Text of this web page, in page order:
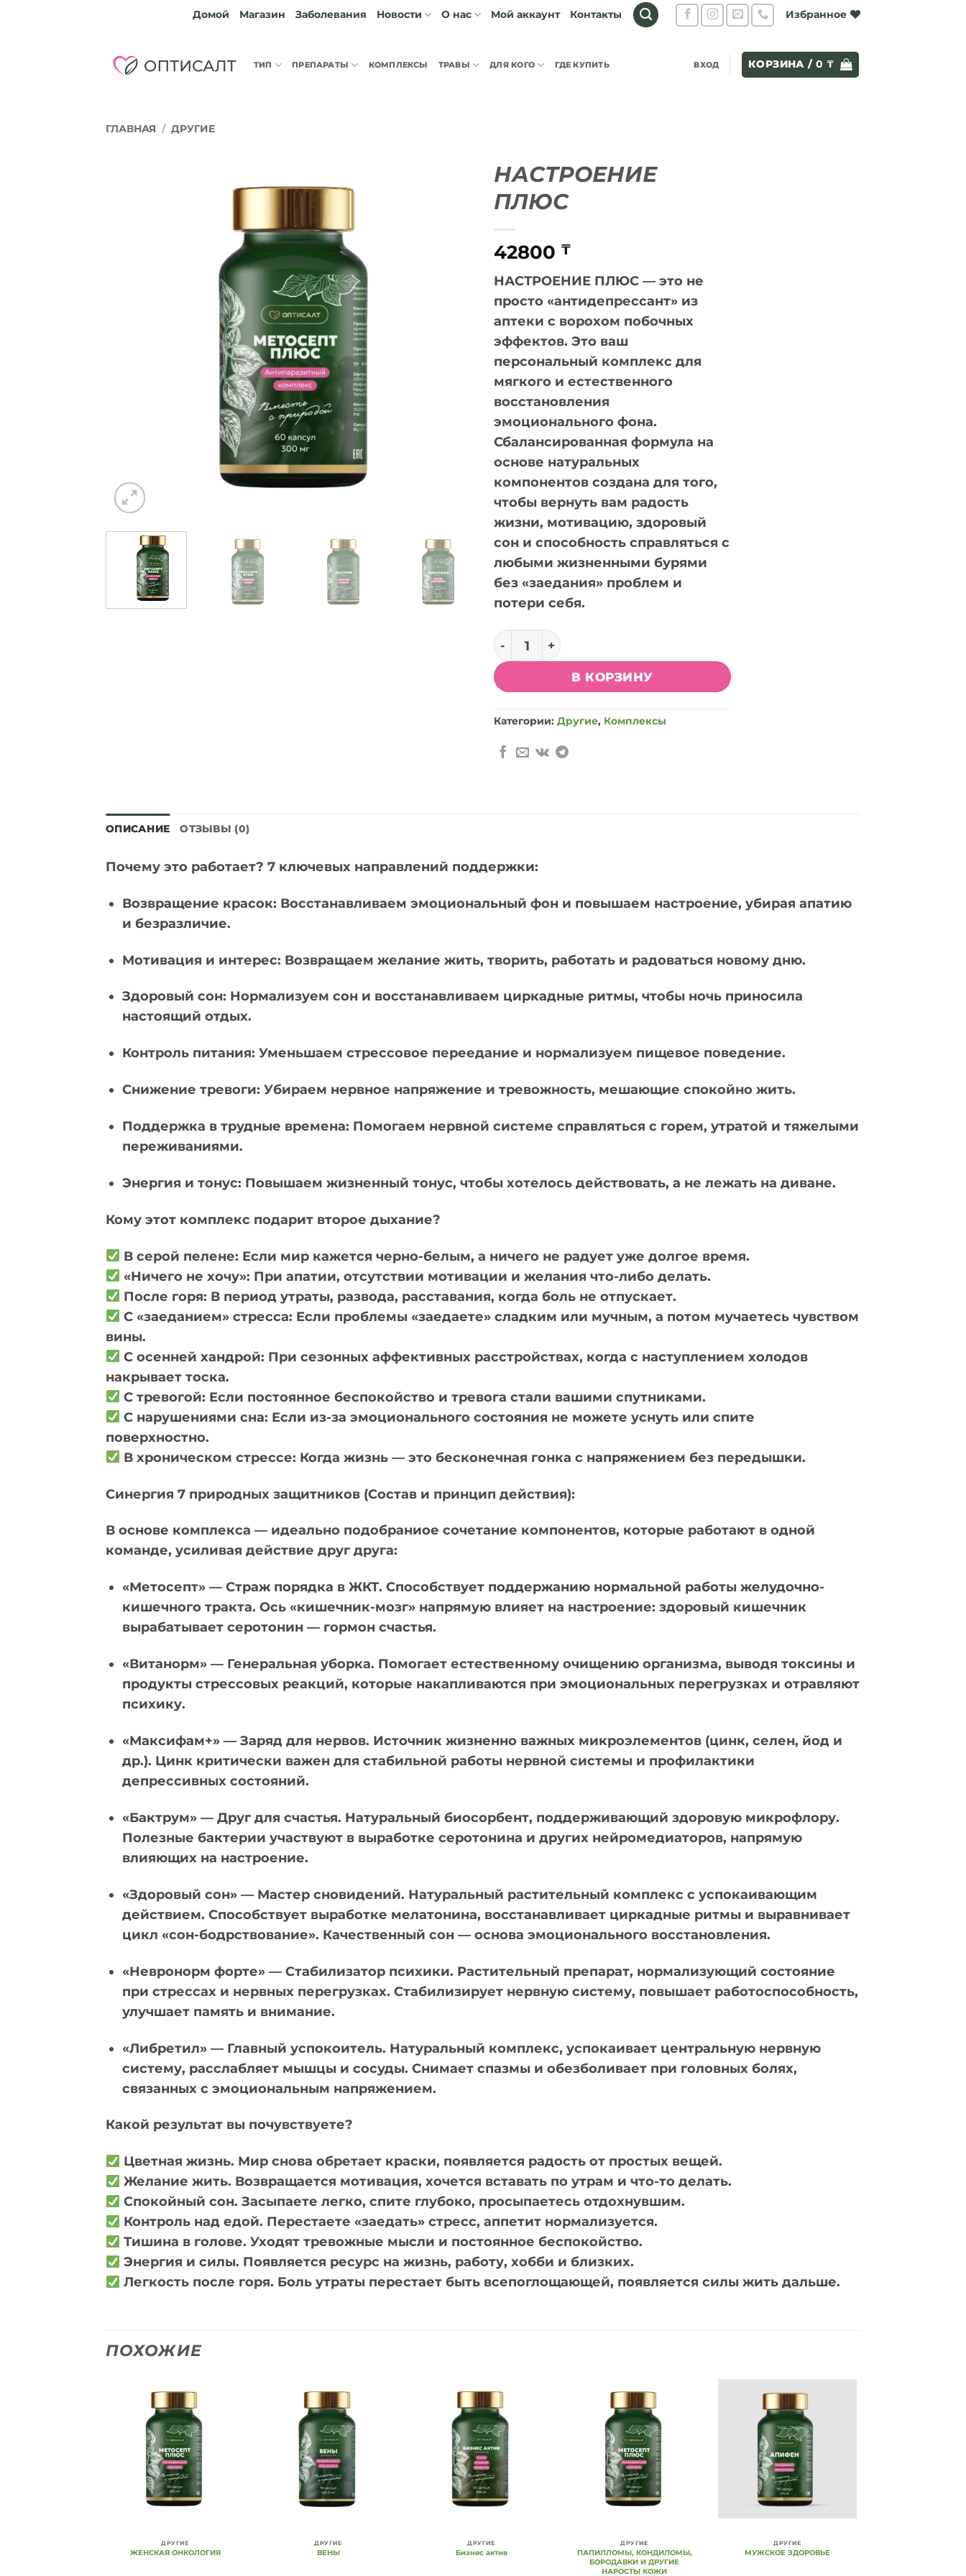
Домой Магазин Заболевания Новости О нас Мой аккаунт Контакты Избранное
ТИП ПРЕПАРАТЫ КОМПЛЕКСЫ ТРАВЫ ДЛЯ КОГО ГДЕ КУПИТЬ ВХОД КОРЗИНА /0 ₸
ГЛАВНАЯ / ДРУГИЕ
НАСТРОЕНИЕ
ПЛЮС
42800 ₸
НАСТРОЕНИЕ ПЛЮС — это не
просто «антидепрессант» из
аптеки с ворохом побочных
эффектов. Это ваш
персональный комплекс для
мягкого и естественного
восстановления
эмоционального фона.
Сбалансированная формула на
основе натуральных
компонентов создана для того,
чтобы вернуть вам радость
жизни, мотивацию, здоровый
сон и способность справляться с
любыми жизненными бурями
без «заедания» проблем и
потери себя.
Количество товара НАСТРОЕНИЕ ПЛЮС
В КОРЗИНУ
Категории: Другие, Комплексы
ОПИСАНИЕ ОТЗЫВЫ (0)
Почему это работает? 7 ключевых направлений поддержки:
Возвращение красок: Восстанавливаем эмоциональный фон и повышаем настроение, убирая апатию
и безразличие.
Мотивация и интерес: Возвращаем желание жить, творить, работать и радоваться новому дню.
Здоровый сон: Нормализуем сон и восстанавливаем циркадные ритмы, чтобы ночь приносила
настоящий отдых.
Контроль питания: Уменьшаем стрессовое переедание и нормализуем пищевое поведение.
Снижение тревоги: Убираем нервное напряжение и тревожность, мешающие спокойно жить.
Поддержка в трудные времена: Помогаем нервной системе справляться с горем, утратой и тяжелыми
переживаниями.
Энергия и тонус: Повышаем жизненный тонус, чтобы хотелось действовать, а не лежать на диване.
Кому этот комплекс подарит второе дыхание?
В серой пелене: Если мир кажется черно-белым, а ничего не радует уже долгое время.
«Ничего не хочу»: При апатии, отсутствии мотивации и желания что-либо делать.
После горя: В период утраты, развода, расставания, когда боль не отпускает.
С «заеданием» стресса: Если проблемы «заедаете» сладким или мучным, а потом мучаетесь чувством
вины.
С осенней хандрой: При сезонных аффективных расстройствах, когда с наступлением холодов
накрывает тоска.
С тревогой: Если постоянное беспокойство и тревога стали вашими спутниками.
С нарушениями сна: Если из-за эмоционального состояния не можете уснуть или спите
поверхностно.
В хроническом стрессе: Когда жизнь — это бесконечная гонка с напряжением без передышки.
Синергия 7 природных защитников (Состав и принцип действия):
В основе комплекса — идеально подобраниое сочетание компонентов, которые работают в одной
команде, усиливая действие друг друга:
«Метосепт» — Страж порядка в ЖКТ. Способствует поддержанию нормальной работы желудочно-
кишечного тракта. Ось «кишечник-мозг» напрямую влияет на настроение: здоровый кишечник
вырабатывает серотонин — гормон счастья.
«Витанорм» — Генеральная уборка. Помогает естественному очищению организма, выводя токсины и
продукты стрессовых реакций, которые накапливаются при эмоциональных перегрузках и отравляют
психику.
«Максифам+» — Заряд для нервов. Источник жизненно важных микроэлементов (цинк, селен, йод и
др.). Цинк критически важен для стабильной работы нервной системы и профилактики
депрессивных состояний.
«Бактрум» — Друг для счастья. Натуральный биосорбент, поддерживающий здоровую микрофлору.
Полезные бактерии участвуют в выработке серотонина и других нейромедиаторов, напрямую
влияющих на настроение.
«Здоровый сон» — Мастер сновидений. Натуральный растительный комплекс с успокаивающим
действием. Способствует выработке мелатонина, восстанавливает циркадные ритмы и выравнивает
цикл «сон-бодрствование». Качественный сон — основа эмоционального восстановления.
«Невронорм форте» — Стабилизатор психики. Растительный препарат, нормализующий состояние
при стрессах и нервных перегрузках. Стабилизирует нервную систему, повышает работоспособность,
улучшает память и внимание.
«Либретил» — Главный успокоитель. Натуральный комплекс, успокаивает центральную нервную
систему, расслабляет мышцы и сосуды. Снимает спазмы и обезболивает при головных болях,
связанных с эмоциональным напряжением.
Какой результат вы почувствуете?
Цветная жизнь. Мир снова обретает краски, появляется радость от простых вещей.
Желание жить. Возвращается мотивация, хочется вставать по утрам и что-то делать.
Спокойный сон. Засыпаете легко, спите глубоко, просыпаетесь отдохнувшим.
Контроль над едой. Перестаете «заедать» стресс, аппетит нормализуется.
Тишина в голове. Уходят тревожные мысли и постоянное беспокойство.
Энергия и силы. Появляется ресурс на жизнь, работу, хобби и близких.
Легкость после горя. Боль утраты перестает быть всепоглощающей, появляется силы жить дальше.
ПОХОЖИЕ
Add to
Wishlist
ДРУГИЕ
ЖЕНСКАЯ ОНКОЛОГИЯ
Add to
Wishlist
ДРУГИЕ
ВЕНЫ
Add to
Wishlist
ДРУГИЕ
Бизнес актив
Add to
Wishlist
ДРУГИЕ
ПАПИЛЛОМЫ, КОНДИЛОМЫ,
БОРОДАВКИ И ДРУГИЕ
НАРОСТЫ КОЖИ
Add to
Wishlist
ДРУГИЕ
МУЖСКОЕ ЗДОРОВЬЕ